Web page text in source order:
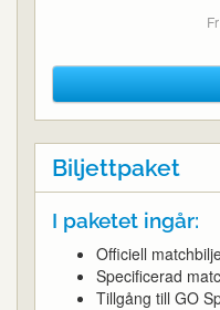
Fr
Biljettpaket
I paketet ingår:
Officiell
Specificerad
Tillgång till GO